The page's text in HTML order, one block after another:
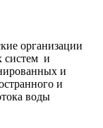
организации
систем и
и
и
воды